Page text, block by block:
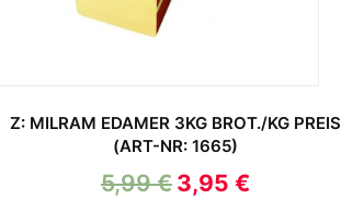
Z: MILRAM EDAMER 3KG BROT./KG PREIS
(ART-NR: 1665)
5,99€ 3,95 €